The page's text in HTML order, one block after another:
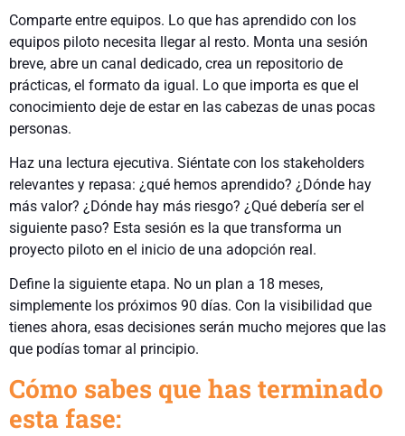
Comparte entre equipos. Lo que has aprendido con los
equipos piloto necesita llegar al resto. Monta una sesión
breve, abre un canal dedicado, crea un repositorio de
prácticas, el formato da igual. Lo que importa es que el
conocimiento deje de estar en las cabezas de unas pocas
personas.
Haz una lectura ejecutiva. Siéntate con los stakeholders
relevantes y repasa: ¿qué hemos aprendido? ¿Dónde hay
más valor? ¿Dónde hay más riesgo? ¿Qué debería ser el
siguiente paso? Esta sesión es la que transforma un
proyecto piloto en el inicio de una adopción real.
Define la siguiente etapa. No un plan a 18 meses,
simplemente los próximos 90 días. Con la visibilidad que
tienes ahora, esas decisiones serán mucho mejores que las
que podías tomar al principio.
Cómo sabes que has terminado
esta fase: